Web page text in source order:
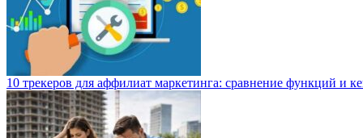
10 трекеров для аффилиат маркетинга: сравнение функций и